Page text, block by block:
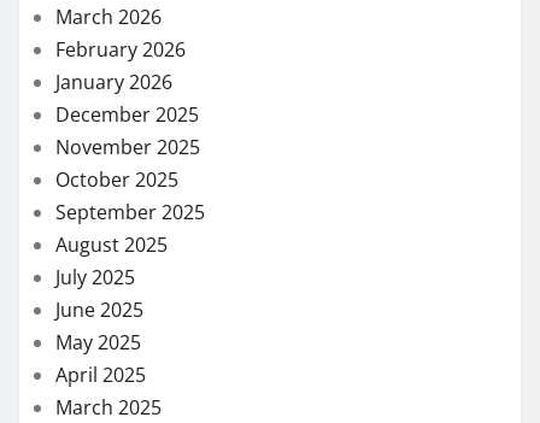
March 2026
February 2026
January 2026
December 2025
November 2025
October 2025
September 2025
August 2025
July 2025
June 2025
May 2025
April 2025
March 2025